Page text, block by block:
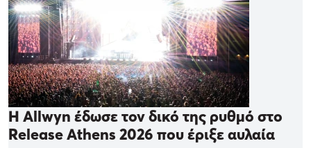
Η Allwyn έδωσε τον δικό της ρυθμό στο
Release Athens 2026 που έριξε αυλαία